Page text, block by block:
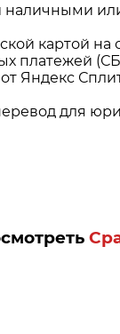
картой на
платежей
Яндекс
для